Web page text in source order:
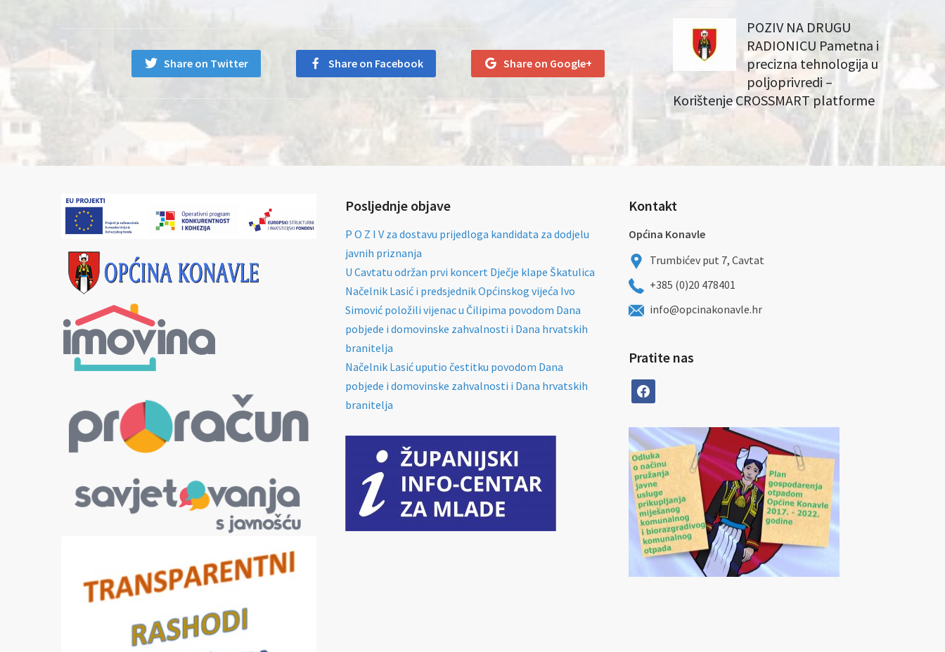
Share on Twitter Share on Facebook Share on Google+
POZIV NA DRUGU
RADIONICU Pametna i
precizna tehnologija u
poljoprivredi –
Korištenje CROSSMART platforme
Posljednje objave
P O Z I V za dostavu prijedloga kandidata za dodjelu
javnih priznanja
U Cavtatu održan prvi koncert Dječje klape Škatulica
Načelnik Lasić i predsjednik Općinskog vijeća Ivo
Simović položili vijenac u Čilipima povodom Dana
pobjede i domovinske zahvalnosti i Dana hrvatskih
branitelja
Načelnik Lasić uputio čestitku povodom Dana
pobjede i domovinske zahvalnosti i Dana hrvatskih
branitelja
Kontakt
Općina Konavle
Trumbićev put 7, Cavtat
+385 (0)20 478401
info@opcinakonavle.hr
Pratite nas
facebook